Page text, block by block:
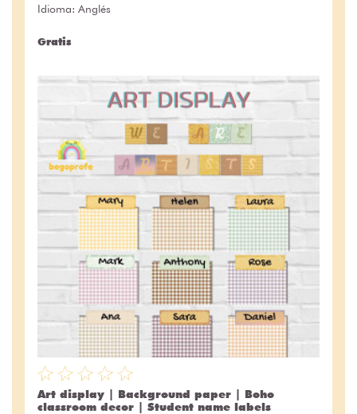
Idioma: Anglés
Gratis
Art display | Background paper | Boho
classroom decor | Student name labels